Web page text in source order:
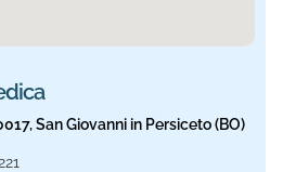
San Giovanni in Persiceto (BO)